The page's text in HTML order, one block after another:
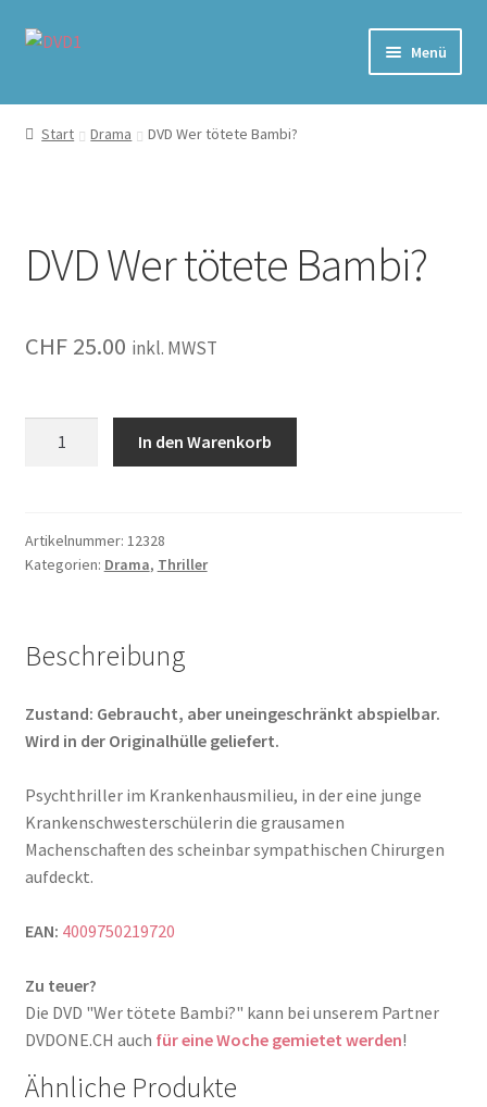
Zur
Zum
Menü
Home
Start Drama DVD Wer tötete Bambi?
DVD Wer tötete Bambi?
CHF25.00 inkl. MWST
In den Warenkorb
Artikelnummer: 12328
Kategorien: Drama, Thriller
Beschreibung
Zustand: Gebraucht, aber uneingeschränkt abspielbar.
Wird in der Originalhülle geliefert.
Psychthriller im Krankenhausmilieu, in der eine junge
Krankenschwesterschülerin die grausamen
Machenschaften des scheinbar sympathischen Chirurgen
aufdeckt.
EAN: 4009750219720
Zu teuer?
Die DVD "Wer tötete Bambi?" kann bei unserem Partner
DVDONE.CH auch für eine Woche gemietet werden!
Ähnliche Produkte